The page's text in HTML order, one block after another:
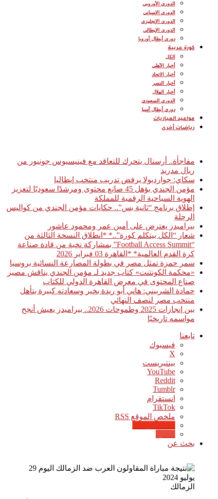
الدوري الأوروبي
الدوري الإسباني
الدوري الإنجليزي
الدوري الإيطالي
دوري أبطال أوروبا
كورة عربية
الكل
أخبار الأهلي
أخبار الاتحاد
أخبار النصر
أخبار الهلال
الدوري السعودي
دوري أبطال أسيا
مواعيد المباريات
رياضات أخرى
مفاجأة.. أرسنال يتحرك للتعاقد مع فينيسيوس جونيور من
ريال مدريد
سكاي: جوارديولا يرفض تدريب منتخب إيطاليا
مؤمن الجندي يؤهل 45 صانع محتوى ومرشدًا سعوديًا لتعزيز
الهوية السياحية الرقمية للمملكة
إطلاق برنامج “ثانية بس”.. حكايات مؤمن الجندي من كواليس
الرحلة
بيراميدز يعترض على أمين عمر ومحمود عاشور
شعار “الكل بيتكلم كورة”..* *انطلاق النسخة الثالثة من
“Football Access Summit” بمشاركة نخبة من قادة صناعة
كرة القدم العالمية* *القاهرة 03 فبراير 2026
سمر حمزة تمثل مصر في بطولة المصارعة النسائية بروسيا
«محكمة الكونتنت» كتاب جديد لـ مؤمن الجندي يناقش مصير
صناع المحتوى في معرض القاهرة الدولي للكتاب
حمادة الشربيني: هاني أبو ريدة بخير وسعادته كبيرة بتأهل
منتخب مصر لنصف النهائي
بين إنجازات 2025 وطموحات 2026.. بيراميدز يعيش أنجح
مواسمه تاريخيًا
تابعنا
فيسبوك
‫X
بينتيريست
‫YouTube
انستقرام
‫TikTok
ملخص الموقع RSS
بحث عن
الزمالك